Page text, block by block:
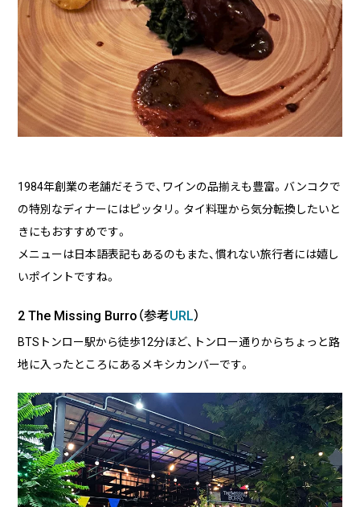
1984年創業の老舗だそうで、ワインの品揃えも豊富。バンコクで
の特別なディナーにはピッタリ。タイ料理から気分転換したいと
きにもおすすめです。
メニューは日本語表記もあるのもまた、慣れない旅行者には嬉し
いポイントですね。
2 The Missing Burro（参考URL）
BTSトンロー駅から徒歩12分ほど、トンロー通りからちょっと路
地に入ったところにあるメキシカンバーです。